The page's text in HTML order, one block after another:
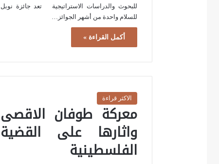
للبحوث والدراسات الاستراتيجية تعد جائزة نوبل
للسلام واحدة من أشهر الجوائز…
أكمل القراءة »
الاكثر قراءة
معركة طوفان الاقصى
واثارها على القضية
الفلسطينية